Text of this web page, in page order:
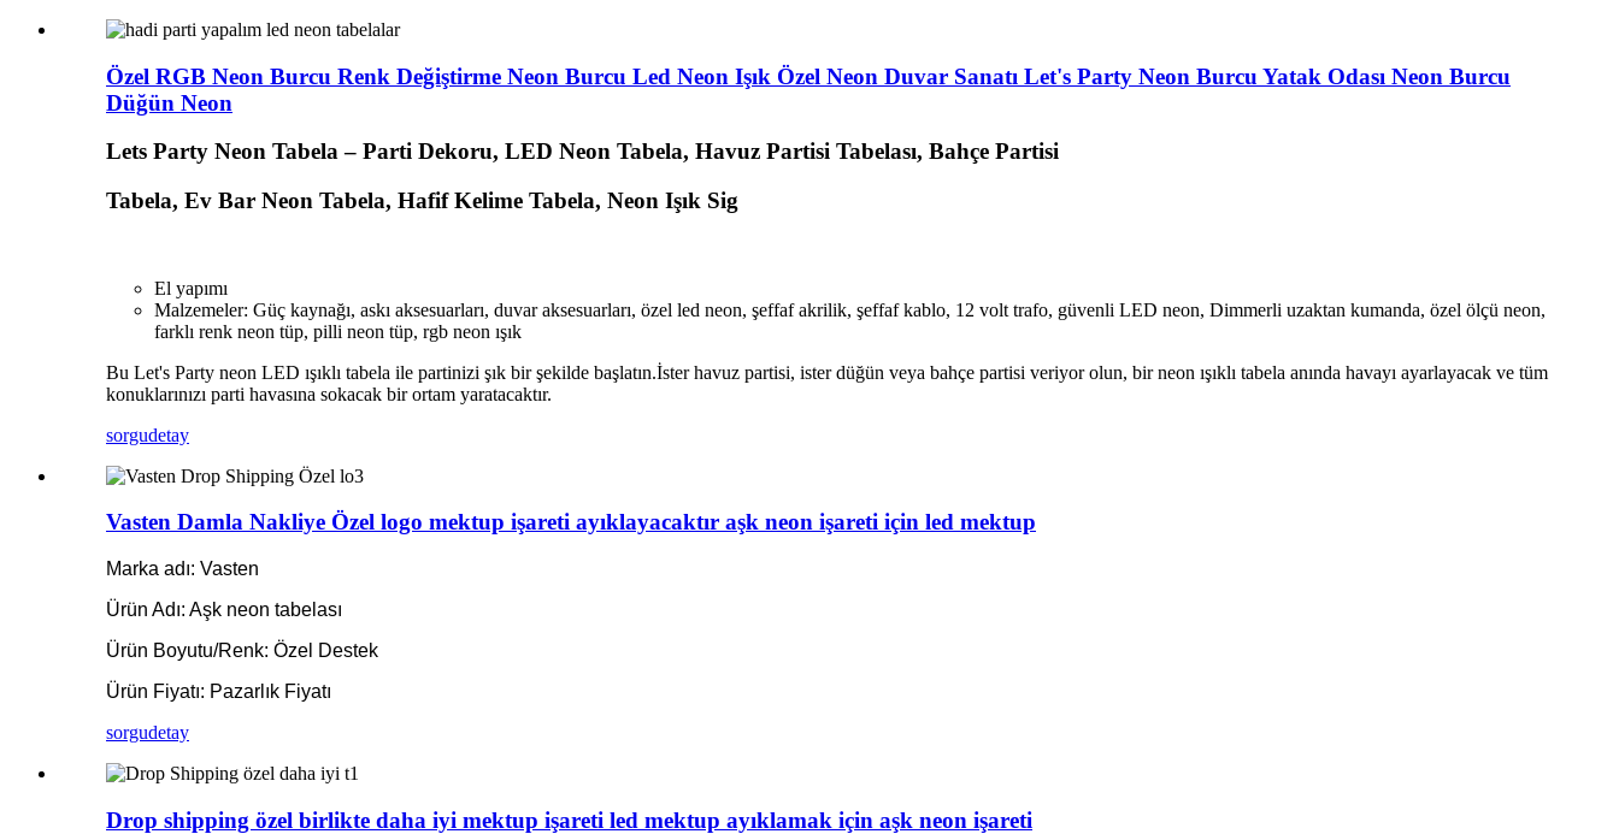
Özel RGB Neon Burcu Renk Değiştirme Neon Burcu Led Neon Işık Özel Neon Duvar Sanatı Let's Party Neon Burcu Yatak Odası Neon Burcu
Düğün Neon
Lets Party Neon Tabela – Parti Dekoru, LED Neon Tabela, Havuz Partisi Tabelası, Bahçe Partisi
Tabela, Ev Bar Neon Tabela, Hafif Kelime Tabela, Neon Işık Sig
El yapımı
Malzemeler: Güç kaynağı, askı aksesuarları, duvar aksesuarları, özel led neon, şeffaf akrilik, şeffaf kablo, 12 volt trafo, güvenli LED neon, Dimmerli uzaktan kumanda, özel ölçü neon,
farklı renk neon tüp, pilli neon tüp, rgb neon ışık
Bu Let's Party neon LED ışıklı tabela ile partinizi şık bir şekilde başlatın.İster havuz partisi, ister düğün veya bahçe partisi veriyor olun, bir neon ışıklı tabela anında havayı ayarlayacak ve tüm
konuklarınızı parti havasına sokacak bir ortam yaratacaktır.
sorgudetay
Vasten Damla Nakliye Özel logo mektup işareti ayıklayacaktır aşk neon işareti için led mektup
Marka adı: Vasten
Ürün Adı: Aşk neon tabelası
Ürün Boyutu/Renk: Özel Destek
Ürün Fiyatı: Pazarlık Fiyatı
sorgudetay
Drop shipping özel birlikte daha iyi mektup işareti led mektup ayıklamak için aşk neon işareti